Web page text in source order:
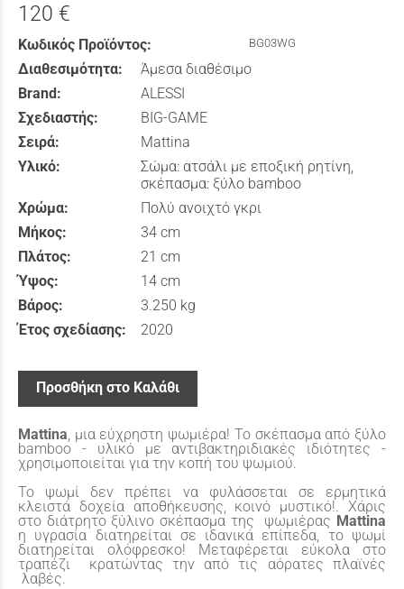
120 €
Κωδικός Προϊόντος: BG03WG
Διαθεσιμότητα:
Άμεσα διαθέσιμο
Brand:
ALESSI
Σχεδιαστής:
BIG-GAME
Σειρά:
Mattina
Υλικό:
Σώμα: ατσάλι με εποξική ρητίνη,
σκέπασμα: ξύλο bamboo
Χρώμα:
Πολύ ανοιχτό γκρι
Μήκος:
34 cm
Πλάτος:
21 cm
Ύψος:
14 cm
Βάρος:
3.250 kg
Έτος σχεδίασης:
2020
Προσθήκη στο Καλάθι
Mattina, μια εύχρηστη ψωμιέρα! Το σκέπασμα από ξύλο
bamboo - υλικό με αντιβακτηριδιακές ιδιότητες -
χρησιμοποιείται για την κοπή του ψωμιού.
Το ψωμί δεν πρέπει να φυλάσσεται σε ερμητικά
κλειστά δοχεία αποθήκευσης, κοινό μυστικό!. Χάρις
στο διάτρητο ξύλινο σκέπασμα της ψωμιέρας Mattina
η υγρασία διατηρείται σε ιδανικά επίπεδα, το ψωμί
διατηρείται ολόφρεσκο! Μεταφέρεται εύκολα στο
τραπέζι κρατώντας την από τις αόρατες πλαϊνές
λαβές.